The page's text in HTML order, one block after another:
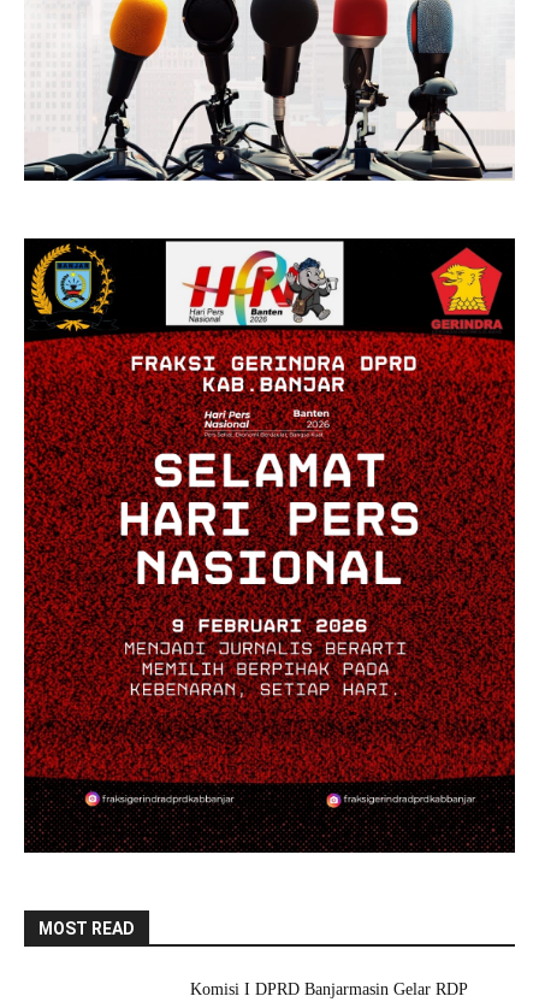
MOST READ
Komisi I DPRD Banjarmasin Gelar RDP